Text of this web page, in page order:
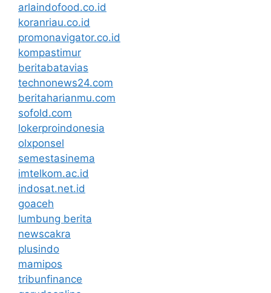
arlaindofood.co.id
koranriau.co.id
promonavigator.co.id
kompastimur
beritabatavias
technonews24.com
beritaharianmu.com
sofold.com
lokerproindonesia
olxponsel
semestasinema
imtelkom.ac.id
indosat.net.id
goaceh
lumbung berita
newscakra
plusindo
mamipos
tribunfinance